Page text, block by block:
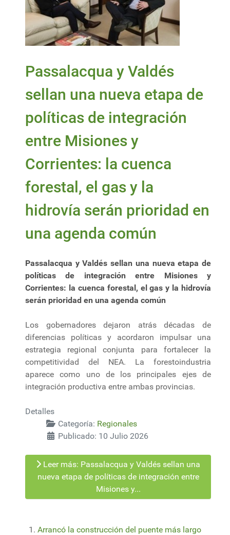
Passalacqua y Valdés
sellan una nueva etapa de
políticas de integración
entre Misiones y
Corrientes: la cuenca
forestal, el gas y la
hidrovía serán prioridad en
una agenda común
Passalacqua y Valdés sellan una nueva etapa de
políticas de integración entre Misiones y
Corrientes: la cuenca forestal, el gas y la hidrovía
serán prioridad en una agenda común
Los gobernadores dejaron atrás décadas de
diferencias políticas y acordaron impulsar una
estrategia regional conjunta para fortalecer la
competitividad del NEA. La forestoindustria
aparece como uno de los principales ejes de
integración productiva entre ambas provincias.
Detalles
Categoría: Regionales
Publicado: 10 Julio 2026
Leer más: Passalacqua y Valdés sellan una
nueva etapa de políticas de integración entre
Misiones y...
Arrancó la construcción del puente más largo